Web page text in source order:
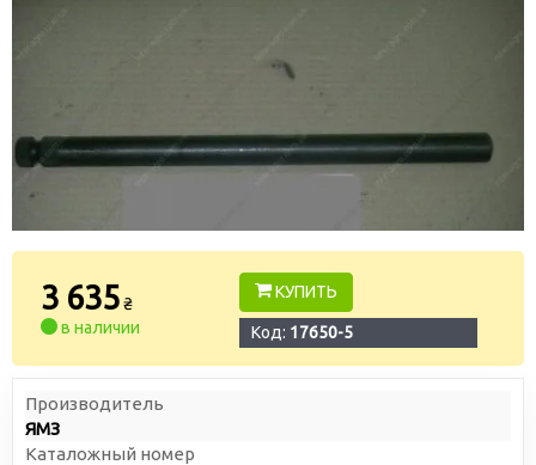
3 635₴
в наличии
КУПИТЬ
Код: 17650-5
Производитель
ЯМЗ
Каталожный номер